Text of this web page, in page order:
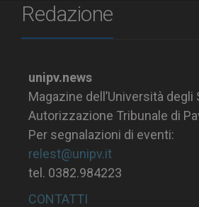
Redazione
unipv.news
Magazine dell’Università degli
Autorizzazione Tribunale di
Per segnalazioni di eventi:
relest@unipv.it
tel. 0382.984223
CONTATTI